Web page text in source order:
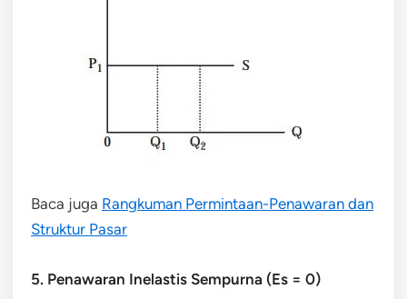
Baca juga Rangkuman Permintaan-Penawaran dan
Struktur Pasar
5. Penawaran Inelastis Sempurna (Es = 0)